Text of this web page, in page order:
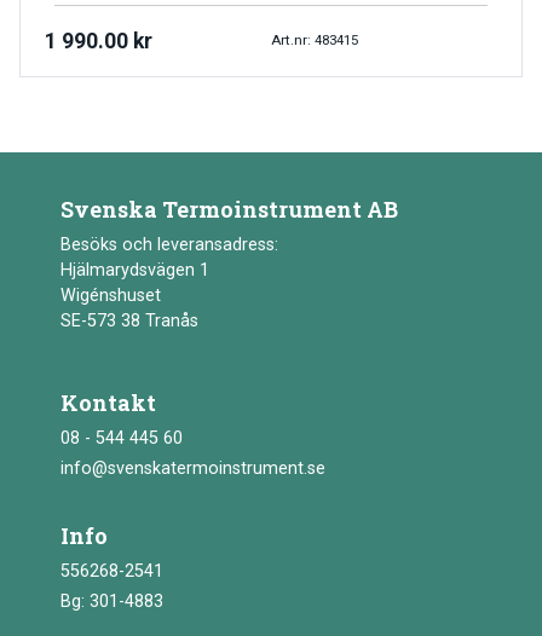
1 990.00 kr Art.nr: 483415
Svenska Termoinstrument AB
Besöks och leveransadress:
Hjälmarydsvägen 1
Wigénshuset
SE-573 38 Tranås
Kontakt
08 - 544 445 60
info@svenskatermoinstrument.se
Info
556268-2541
Bg: 301-4883